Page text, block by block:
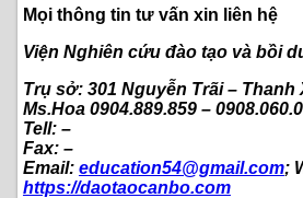
Mọi thông tin tư vấn xin liên hệ
Viện Nghiên cứu đào tạo và bồi
Trụ sở: 301 Nguyễn Trãi – Thanh
Ms.Hoa 0904.889.859 –
Tell: –
Fax: –
Email: education54@gmail.com;
https://daotaocanbo.com